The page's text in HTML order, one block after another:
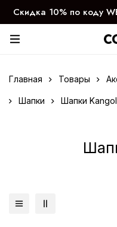
Скидка 10% по коду
Главная Товары
Шапки Шапки Kangol